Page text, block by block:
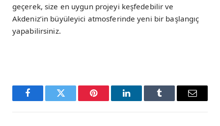
geçerek, size en uygun projeyi keşfedebilir ve
Akdeniz’in büyüleyici atmosferinde yeni bir başlangıç
yapabilirsiniz.
FacebookTwitter Pinterest LinkedInTumblr Email